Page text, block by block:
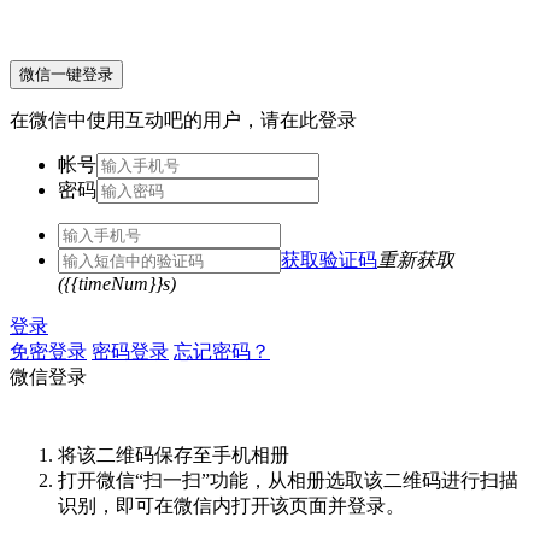
微信一键登录
在微信中使用互动吧的用户，请在此登录
帐号
密码
获取验证码重新获取
({{timeNum}}s)
登录
免密登录 密码登录 忘记密码？
微信登录
将该二维码保存至手机相册
打开微信“扫一扫”功能，从相册选取该二维码进行扫描
识别，即可在微信内打开该页面并登录。